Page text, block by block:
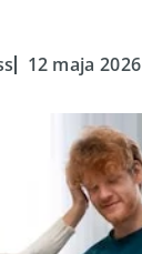
12 maja 2026